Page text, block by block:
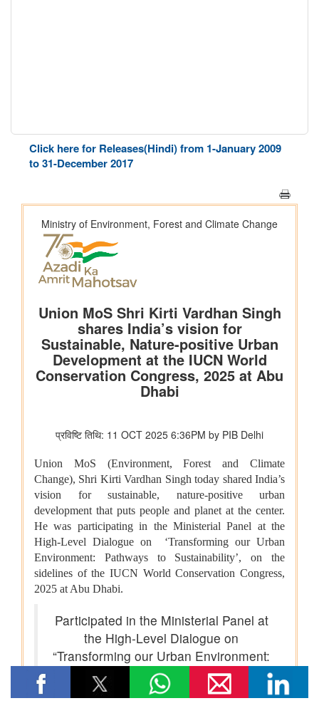
Click here for Releases(Hindi) from 1-January 2009
to 31-December 2017